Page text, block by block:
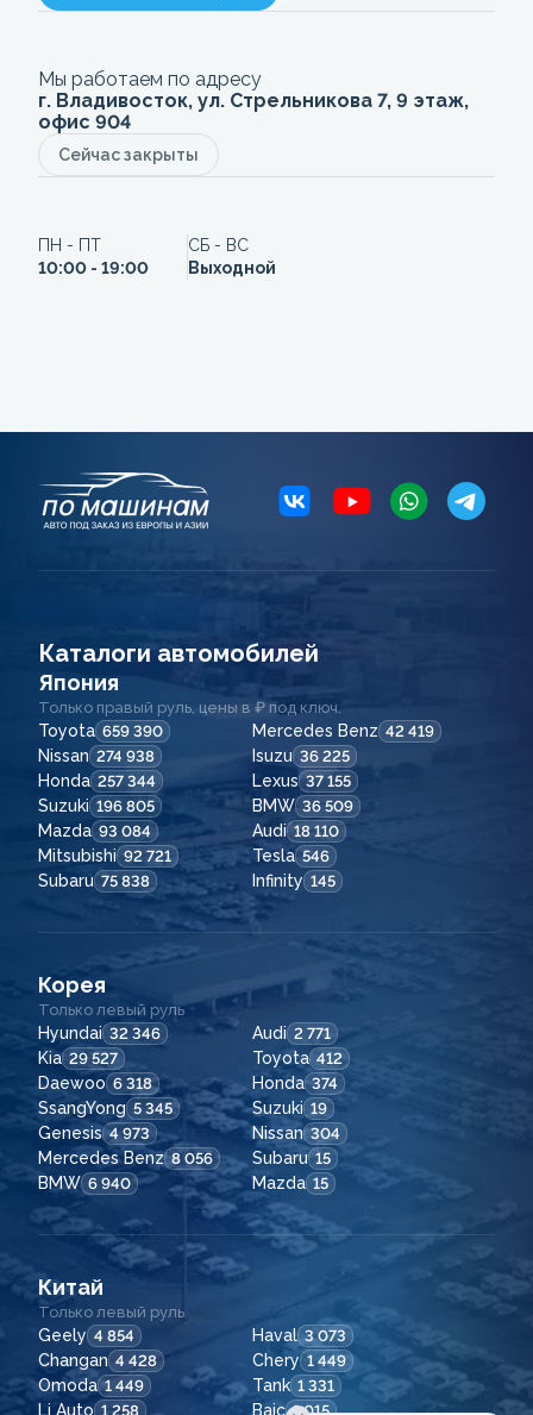
Мы работаем по адресу
г. Владивосток, ул. Стрельникова 7, 9 этаж,
офис 904
Сейчас закрыты
ПН - ПТ
10:00 - 19:00
СБ - ВС
Выходной
Каталоги автомобилей
Япония
Только правый руль, цены в ₽ под ключ.
Toyota 659 390 Mercedes Benz 42 419
Nissan 274 938 Isuzu 36 225
Honda 257 344 Lexus 37 155
Suzuki 196 805 BMW 36 509
Mazda 93 084 Audi 18 110
Mitsubishi 92 721 Tesla 546
Subaru 75 838 Infinity 145
Корея
Только левый руль
Hyundai 32 346 Audi 2 771
Kia 29 527 Toyota 412
Daewoo 6 318 Honda 374
SsangYong 5 345 Suzuki 19
Genesis 4 973 Nissan 304
Mercedes Benz 8 056 Subaru 15
BMW 6 940 Mazda 15
Китай
Только левый руль
Geely 4 854 Haval 3 073
Changan 4 428 Chery 1 449
Omoda 1 449 Tank 1 331
Li Auto 1 258 Baic 1 015